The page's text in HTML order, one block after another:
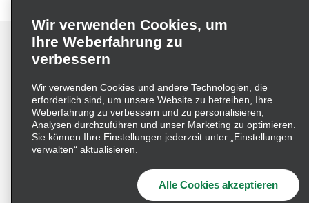
Impressum Nutzungsbedingungen
Datenschutzrichtlinie
Cookie-Richtlinie
Datenschutzoptionen
Lieferkettensorgfaltspflichtengesetz (LkSG) Grundsatzerklärung
Beschwerdeverfahren nach dem
Wir verwenden Cookies, um
Ihre Weberfahrung zu
verbessern
Wir verwenden Cookies und andere Technologien, die
erforderlich sind, um unsere Website zu betreiben, Ihre
Weberfahrung zu verbessern und zu personalisieren,
Analysen durchzuführen und unser Marketing zu optimieren.
Sie können Ihre Einstellungen jederzeit unter „Einstellungen
verwalten“ aktualisieren.
Alle Cookies akzeptieren